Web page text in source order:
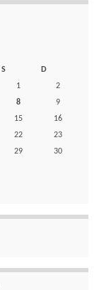
S
D
1
2
8
9
15
16
22
23
29
30